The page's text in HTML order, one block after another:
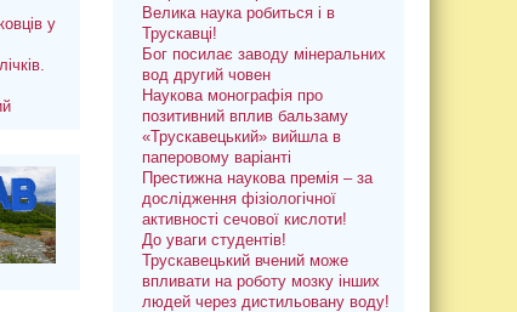
у
Велика наука робиться і в
Трускавці!
Бог посилає заводу мінеральних
вод другий човен
Наукова монографія про
позитивний вплив бальзаму
«Трускавецький» вийшла в
паперовому варіанті
Престижна наукова премія – за
дослідження фізіологічної
активності сечової кислоти!
До уваги студентів!
Трускавецький вчений може
впливати на роботу мозку інших
людей через дистильовану воду!